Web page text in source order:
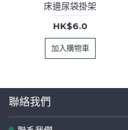
床邊尿袋掛架
HK$6.0
加入購物車
聯絡我們